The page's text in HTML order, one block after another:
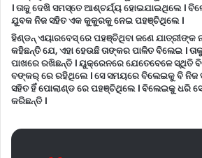
। ତାକୁ ଦେଖି ସମସ୍ତେ ଆଶ୍ଚର୍ଯ୍ୟ ହୋଇଯାଇଥିଲେ ।
ଯୁବକ ନିଜ ସହିତ ଏକ କୁକୁରକୁ ନେଇ ପହଞ୍ଚିଥିଲେ ।
ହିଣ୍ଡନ୍ ଏୟାରବେସ୍ ରେ ପହଞ୍ଚିଥିବା ଜଣେ ଯାତ୍ରୀଙ୍କ
କହିଛନ୍ତି ଯେ, ଏହା ହେଉଛି ତାଙ୍କର ପାଳିତ ବିଲେଇ ।
ପାଖରେ ରଖିଛନ୍ତି । ୟୁକ୍ରେନରେ ଯେତେବେଳେ ସ୍ଥିତି
ବଙ୍କର୍ ରେ ରହିଥିଲେ । ସେ ସମୟରେ ବିଲେଇକୁ ବି ନିଜ
ସହିତ ହିଁ ପୋଲାଣ୍ଡ ରେ ପହଞ୍ଚିଥିଲେ । ବିଲେଇକୁ ଧରି
କରିଛନ୍ତି ।